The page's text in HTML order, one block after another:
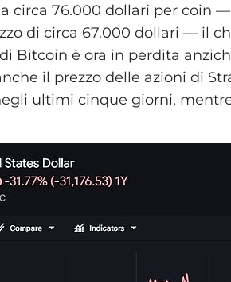
circa 76.000 dollari per coin —
di circa 67.000 dollari — il
Bitcoin è ora in perdita
il prezzo delle azioni di
ultimi cinque giorni,